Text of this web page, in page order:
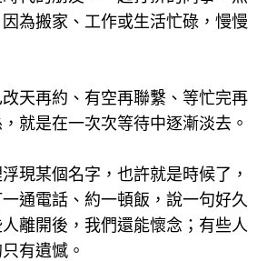
為搬家、工作或生活忙碌，慢慢
天再約、有空再聯繫、等忙完再
就是在一次次等待中逐漸淡去。
現某個名字，也許就是時候了，
通電話、約一頓飯，說一句好久
離開後，我們還能懷念；有些人
有遺憾。